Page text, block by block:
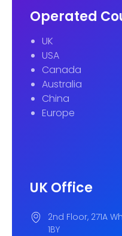
Operated
UK
USA
Canada
Australia
China
Europe
UK Office
2nd Floor, 271A
1BY